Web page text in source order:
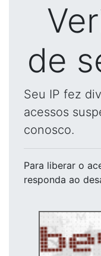
de
Seu IP fez
acessos
conosco.
Para liberar o
responda ao